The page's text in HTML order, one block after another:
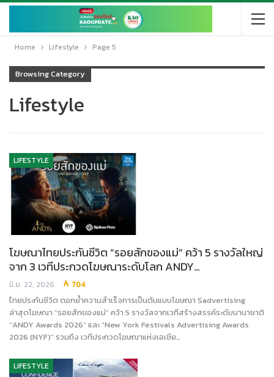
Home Lifestyle Page 5
Browsing Category
Lifestyle
LIFESTYLE
โฆษณาไทยประกันชีวิต “รอยสักของแม่” คว้า 5 รางวัลใหญ่
จาก 3 เวทีประกวดโฆษณาระดับโลก ANDY…
มิ.ย. 22, 2026 704
ไทยประกันชีวิต ตอกย้ำความสำเร็จการเป็นต้นแบบโฆษณา Sadvertising
ล่าสุดโฆษณา “รอยสักของแม่” คว้า 5 รางวัลจากเวทีสร้างสรรค์ระดับนานาชาติ
“ANDY Awards 2026” และ “New York Festivals Advertising Awards
2026 (NYF)” รวมถึง เวทีประกวดโฆษณาแห่งเอเชีย…
LIFESTYLE